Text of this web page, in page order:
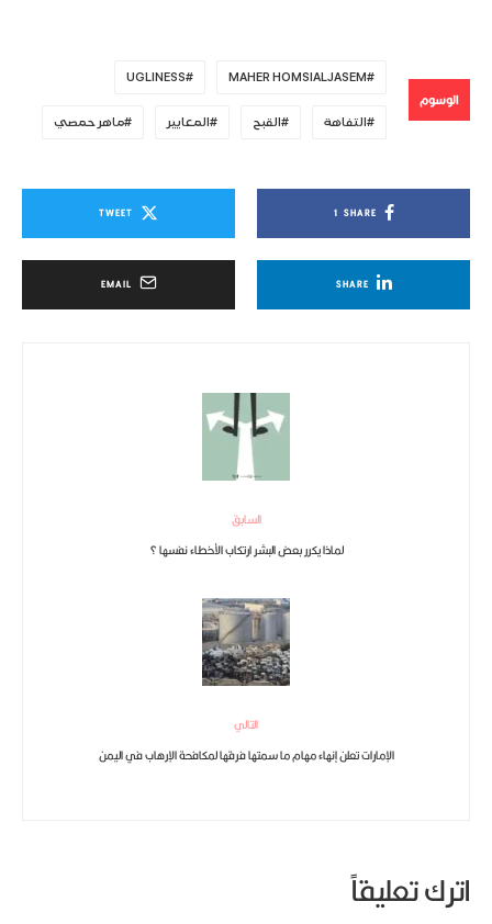
الوسوم
MAHER HOMSIALJASEM
UGLINESS
التفاهة القبح المعايير ماهر حمصي
SHARE
1
TWEET
SHARE
EMAIL
السابق
لماذا يكرر بعض البشر ارتكاب الأخطاء نفسها ؟
التالي
الإمارات تعلن إنهاء مهام ما سمتها فرقها لمكافحة الإرهاب في اليمن
اترك تعليقاً